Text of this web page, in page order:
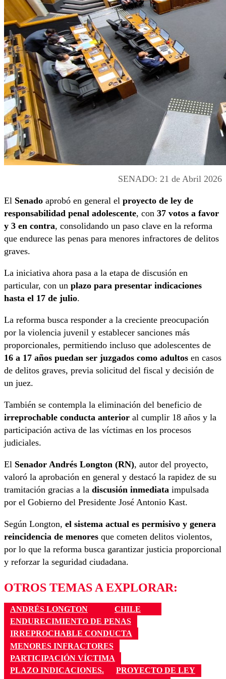
SENADO: 21 de Abril 2026
El Senado aprobó en general el proyecto de ley de
responsabilidad penal adolescente, con 37 votos a favor
y 3 en contra, consolidando un paso clave en la reforma
que endurece las penas para menores infractores de delitos
graves.
La iniciativa ahora pasa a la etapa de discusión en
particular, con un plazo para presentar indicaciones
hasta el 17 de julio.
La reforma busca responder a la creciente preocupación
por la violencia juvenil y establecer sanciones más
proporcionales, permitiendo incluso que adolescentes de
16 a 17 años puedan ser juzgados como adultos en casos
de delitos graves, previa solicitud del fiscal y decisión de
un juez.
También se contempla la eliminación del beneficio de
irreprochable conducta anterior al cumplir 18 años y la
participación activa de las víctimas en los procesos
judiciales.
El Senador Andrés Longton (RN), autor del proyecto,
valoró la aprobación en general y destacó la rapidez de su
tramitación gracias a la discusión inmediata impulsada
por el Gobierno del Presidente José Antonio Kast.
Según Longton, el sistema actual es permisivo y genera
reincidencia de menores que cometen delitos violentos,
por lo que la reforma busca garantizar justicia proporcional
y reforzar la seguridad ciudadana.
OTROS TEMAS A EXPLORAR:
ANDRÉS LONGTON
CHILE
ENDURECIMIENTO DE PENAS
IRREPROCHABLE CONDUCTA
MENORES INFRACTORES
PARTICIPACIÓN VÍCTIMA
PLAZO INDICACIONES.
PROYECTO DE LEY